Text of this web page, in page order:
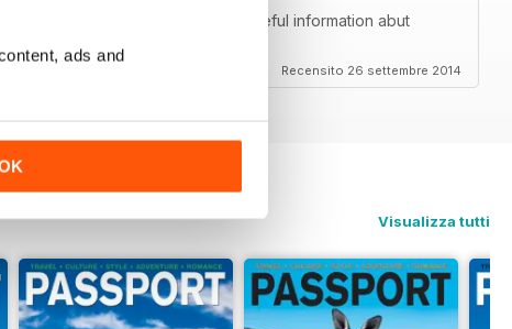
ads and
me. Beautiful photos and great, useful information abut
Recensito 26 settembre 2014
Visualizza tutti